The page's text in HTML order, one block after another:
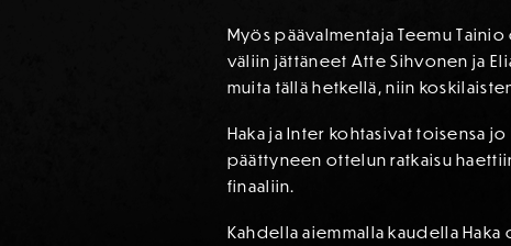
Myös päävalmentaja Teemu
väliin jättäneet Atte Sihvonen ja
muita tällä hetkellä, niin
Haka ja Inter kohtasivat toisensa
päättyneen ottelun ratkaisu
finaaliin.
Kahdella aiemmalla kaudella